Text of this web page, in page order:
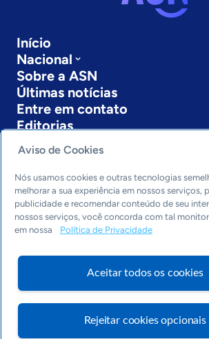
Início
Nacional
Sobre a ASN
Últimas notícias
Entre em contato
Editorias
Economia & Política
Inovação & Tecnologia
Cultura empreendedora
Dados
Arquivo
Aviso de Cookies
Nós usamos cookies e outras tecnologias
melhorar a sua experiência em nossos serviços,
publicidade e recomendar conteúdo de seu
nossos serviços, você concorda com tal
em nossa
Política de Privacidade
Aceitar todos os cookies
Rejeitar cookies opcionais